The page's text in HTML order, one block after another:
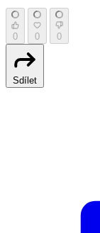
0 0 0
Sdílet